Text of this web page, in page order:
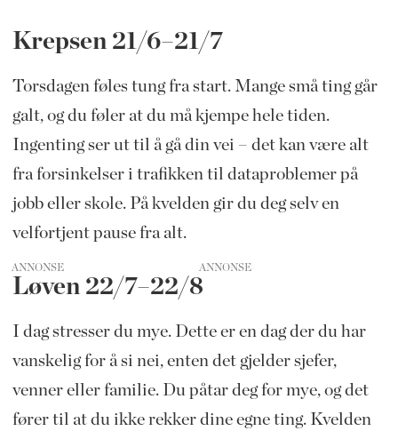
Krepsen 21/6–21/7
Torsdagen føles tung fra start. Mange små ting går
galt, og du føler at du må kjempe hele tiden.
Ingenting ser ut til å gå din vei – det kan være alt
fra forsinkelser i trafikken til dataproblemer på
jobb eller skole. På kvelden gir du deg selv en
velfortjent pause fra alt.
ANNONSE
Løven 22/7–22/8
I dag stresser du mye. Dette er en dag der du har
vanskelig for å si nei, enten det gjelder sjefer,
venner eller familie. Du påtar deg for mye, og det
fører til at du ikke rekker dine egne ting. Kvelden